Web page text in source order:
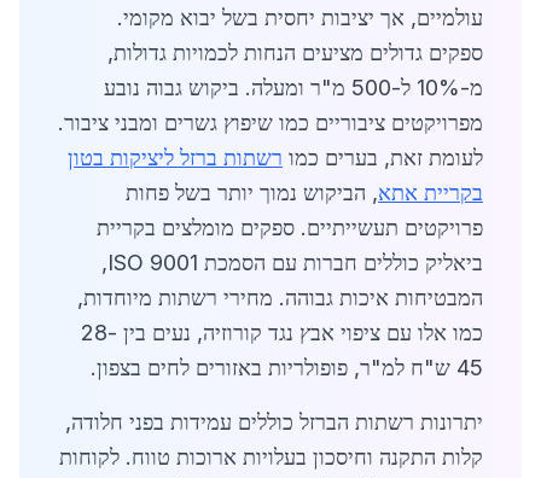
עולמיים, אך יציבות יחסית בשל יבוא מקומי.
ספקים גדולים מציעים הנחות לכמויות גדולות,
מ-10% ל-500 מ"ר ומעלה. ביקוש גבוה נובע
מפרויקטים ציבוריים כמו שיפוץ גשרים ומבני ציבור.
לעומת זאת, בערים כמו רשתות ברזל ליציקות בטון
בקריית אתא, הביקוש נמוך יותר בשל פחות
פרויקטים תעשייתיים. ספקים מומלצים בקריית
ביאליק כוללים חברות עם הסמכת ISO 9001,
המבטיחות איכות גבוהה. מחירי רשתות מיוחדות,
כמו אלו עם ציפוי אבץ נגד קורוזיה, נעים בין 28-
45 ש"ח למ"ר, פופולריות באזורים לחים בצפון.
יתרונות רשתות הברזל כוללים עמידות בפני חלודה,
קלות התקנה וחיסכון בעלויות ארוכות טווח. לקוחות